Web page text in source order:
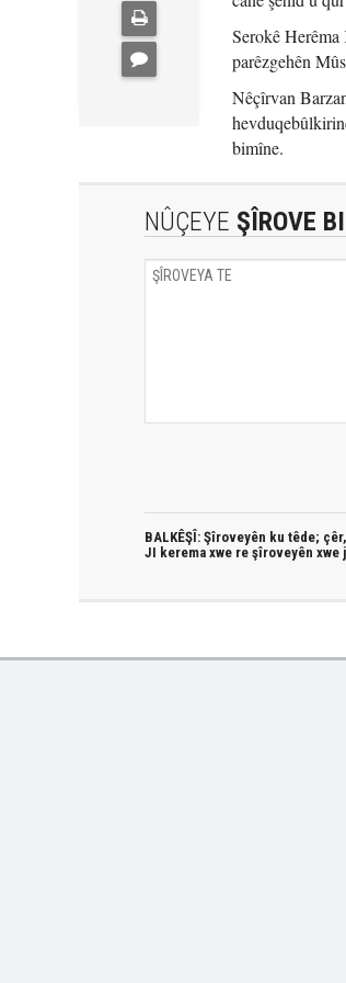
Serokê
parêzgehên
Nêçîrvan
bimîne.
NÛÇEYE ŞÎROVE
BALKÊŞÎ: Şîroveyên ku têde;
JI kerema xwe re şîroveyên xwe